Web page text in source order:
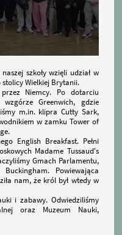
szkoły wzięli udział w
stolicy Wielkiej Brytanii.
Niemcy. Po dotarciu
Greenwich, gdzie
m.in. klipra Cutty Sark,
w zamku Tower of
English Breakfast. Pełni
Madame Tussaud's
Gmach Parlamentu,
Powiewająca
nam, że król był wtedy w
i zabawy. Odwiedziliśmy
oraz Muzeum Nauki,